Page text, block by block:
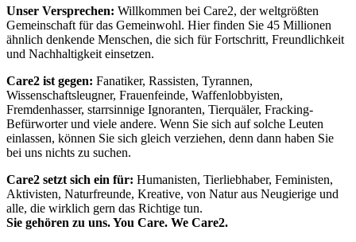
Unser Versprechen: Willkommen bei Care2, der weltgrößten
Gemeinschaft für das Gemeinwohl. Hier finden Sie 45 Millionen
ähnlich denkende Menschen, die sich für Fortschritt, Freundlichkeit
und Nachhaltigkeit einsetzen.
Care2 ist gegen: Fanatiker, Rassisten, Tyrannen,
Wissenschaftsleugner, Frauenfeinde, Waffenlobbyisten,
Fremdenhasser, starrsinnige Ignoranten, Tierquäler, Fracking-
Befürworter und viele andere. Wenn Sie sich auf solche Leuten
einlassen, können Sie sich gleich verziehen, denn dann haben Sie
bei uns nichts zu suchen.
Care2 setzt sich ein für: Humanisten, Tierliebhaber, Feministen,
Aktivisten, Naturfreunde, Kreative, von Natur aus Neugierige und
alle, die wirklich gern das Richtige tun.
Sie gehören zu uns. You Care. We Care2.